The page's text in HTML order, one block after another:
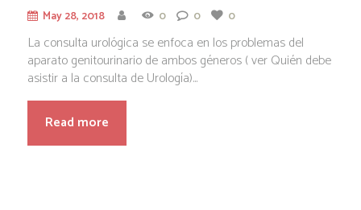
May 28, 2018 0 0 0
La consulta urológica se enfoca en los problemas del
aparato genitourinario de ambos géneros ( ver Quién debe
asistir a la consulta de Urología)...
Read more